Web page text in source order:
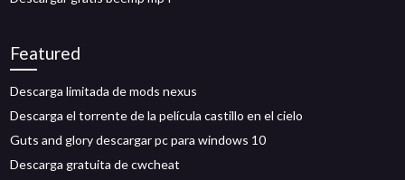
Featured
Descarga limitada de mods nexus
Descarga el torrente de la película castillo en el cielo
Guts and glory descargar pc para windows 10
Descarga gratuita de cwcheat